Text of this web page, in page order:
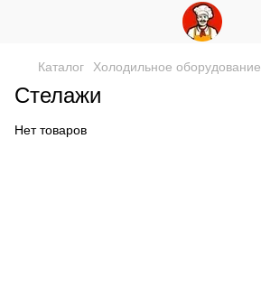
Каталог Холодильное оборудование
Стелажи
Нет товаров